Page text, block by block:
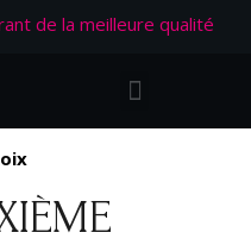
de la meilleure qualité